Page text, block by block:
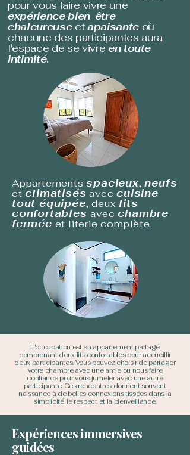
pour vous faire vivre une
expérience bien-être
chaleureuseetapaisanteoù
chacune des participantes aura
l'espace de se vivre en toute
intimité.
Appartementsspacieux,neufs
etclimatisés aveccuisine
tout équipée, deux lits
confortables avecchambre
fermée et literie complète.
L'occupation est en appartement partagé
comprenant deux lits confortables pour accueillir
deux participantes. Vous pouvez choisir de partager
votre chambre avec une amie ou nous faire
confiance pour vous jumeler avec une autre
participante. Ces rencontres donnent souvent
naissance à de belles connexions tissées dans la
simplicité, le respect et la bienveillance.
Expériences immersives
guidées